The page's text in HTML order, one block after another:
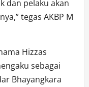
dan pelaku akan
tegas AKBP M
Hizzas
sebagai
Bhayangkara